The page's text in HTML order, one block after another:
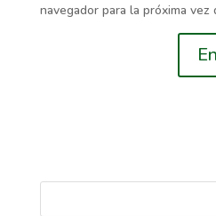
navegador para la próxima vez